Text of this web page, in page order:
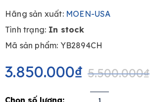
Hãng sản xuất:MOEN-USA
Tình trạng: In stock
Mã sản phẩm: YB2894CH
5.500.000₫
Original
price
was:
5.500.000₫.
3.850.000₫
Current
price
is:
3.850.000₫.